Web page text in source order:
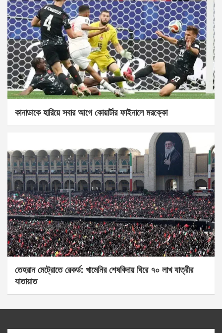
কানাডাকে হারিয়ে সবার আগে কোয়ার্টার ফাইনালে মরক্কো
তেহরান মেট্রোতে রেকর্ড: খামেনির শেষবিদায় ঘিরে ৭০ লাখ যাত্রীর
যাতায়াত